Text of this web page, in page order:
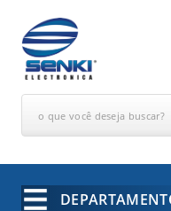
o que você deseja buscar?